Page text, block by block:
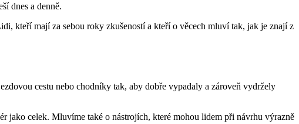
dnes a denně.
kteří mají za sebou roky zkušeností a kteří o věcech mluví tak, jak je znají z
cestu nebo chodníky tak, aby dobře vypadaly a zároveň vydržely
jako celek. Mluvíme také o nástrojích, které mohou lidem při návrhu výrazně